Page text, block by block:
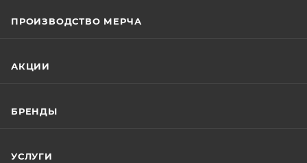
ПРОИЗВОДСТВО МЕРЧА
АКЦИИ
БРЕНДЫ
УСЛУГИ